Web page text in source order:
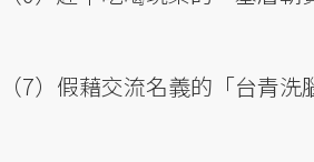
（7）假藉交流名義的「台青洗